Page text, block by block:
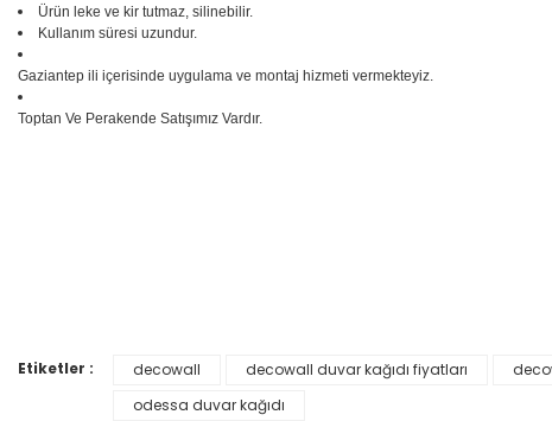
Ürün leke ve kir tutmaz, silinebilir.
Kullanım süresi uzundur.
Gaziantep ili içerisinde uygulama ve montaj hizmeti vermekteyiz.
Toptan Ve Perakende Satışımız Vardır.
Bu ürünün fiyat bilgisi, resim, ürün açıklamalarında ve diğer
Ürün bilgilerinde hatalar bulunuyor.
Etiketler : decowall decowall duvar kağıdı fiyatları
odessa duvar kağıdı